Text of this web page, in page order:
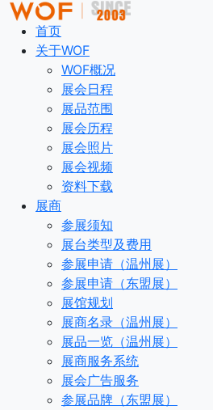
首页
关于WOF
WOF概况
展会日程
展品范围
展会历程
展会照片
展会视频
资料下载
展商
参展须知
展台类型及费用
参展申请（温州展）
参展申请（东盟展）
展馆规划
展商名录（温州展）
展品一览（温州展）
展商服务系统
展会广告服务
参展品牌（东盟展）